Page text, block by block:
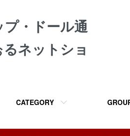
・ドール通
ネットショ
CATEGORY